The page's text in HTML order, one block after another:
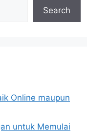
Search
Online maupun
untuk Memulai